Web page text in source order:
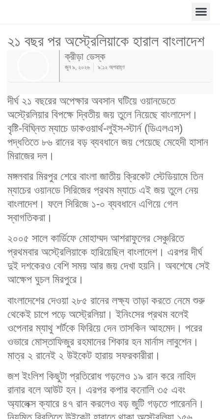
২১ বছর পর অস্ট্রেলিয়াকে হারাল বাংলাদেশ
ক্রীড়া ডেস্ক
জুন ৯, ২০২৬ ৯:১২ অপরাহ্ণ
দীর্ঘ ২১ বছরের অপেক্ষার অবসান ঘটিয়ে ওয়ানডেতে
অস্ট্রেলিয়ার বিপক্ষে দ্বিতীয় জয় তুলে নিয়েছে বাংলাদেশ।
বৃষ্টি-বিঘ্নিত ম্যাচে ডাকওয়ার্থ-লুইস-স্টার্ন (ডিএলএস)
পদ্ধতিতে ৮৬ রানের বড় ব্যবধানে জয় পেয়েছে মেহেদী হাসান
মিরাজের দল।
মঙ্গলবার মিরপুর শেরে বাংলা জাতীয় ক্রিকেট স্টেডিয়ামে তিন
ম্যাচের ওয়ানডে সিরিজের প্রথম ম্যাচে এই জয় তুলে নেয়
বাংলাদেশ। ফলে সিরিজে ১-০ ব্যবধানে এগিয়ে গেল
স্বাগতিকরা।
২০০৫ সালে কার্ডিফে মোহাম্মদ আশরাফুলের সেঞ্চুরিতে
প্রথমবার অস্ট্রেলিয়াকে হারিয়েছিল বাংলাদেশ। এরপর দীর্ঘ
দুই দশকেরও বেশি সময় আর জয় দেখা হয়নি। অবশেষে সেই
আক্ষেপ ঘুচল মিরপুরে।
বাংলাদেশের দেওয়া ২৮৫ রানের লক্ষ্য তাড়া করতে নেমে শুরু
থেকেই চাপে পড়ে অস্ট্রেলিয়া। ইনিংসের প্রথম বলেই
ওপেনার ম্যাথু শর্টকে ফিরিয়ে দেন তাসকিন আহমেদ। পরের
ওভারে মোস্তাফিজুর রহমানের শিকার হন মার্নাস লাবুশেন।
মাত্র ২ রানেই ২ উইকেট হারায় সফরকারীরা।
জশ ইংলিশ কিছুটা প্রতিরোধ গড়লেও ১৯ রান করে নাহিদ
রানার বলে আউট হন। এরপর কপার কনোলি ৩৫ এবং
অ্যালেক্স ক্যারে ৪৭ রান করলেও বড় জুটি গড়তে পারেননি।